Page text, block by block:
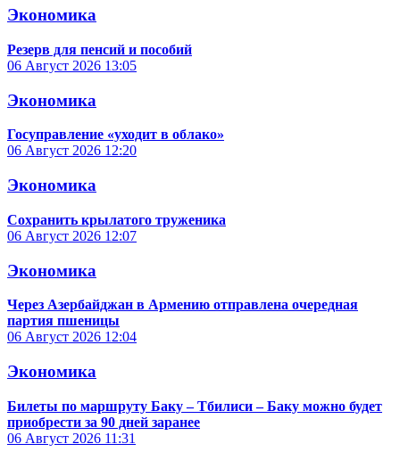
Экономика
Резерв для пенсий и пособий
06 Август 2026 13:05
Экономика
Госуправление «уходит в облако»
06 Август 2026 12:20
Экономика
Сохранить крылатого труженика
06 Август 2026 12:07
Экономика
Через Азербайджан в Армению отправлена очередная
партия пшеницы
06 Август 2026 12:04
Экономика
Билеты по маршруту Баку – Тбилиси – Баку можно будет
приобрести за 90 дней заранее
06 Август 2026 11:31